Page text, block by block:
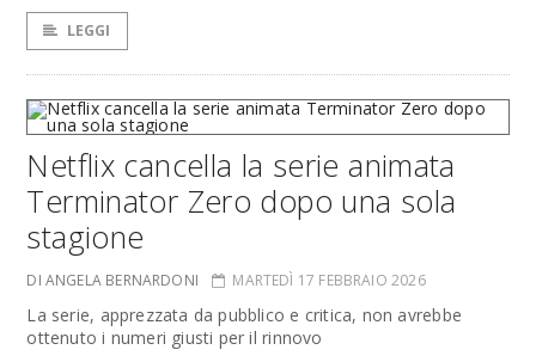
LEGGI
Netflix cancella la serie animata
Terminator Zero dopo una sola
stagione
DI ANGELA BERNARDONI MARTEDÌ 17 FEBBRAIO 2026
La serie, apprezzata da pubblico e critica, non avrebbe
ottenuto i numeri giusti per il rinnovo